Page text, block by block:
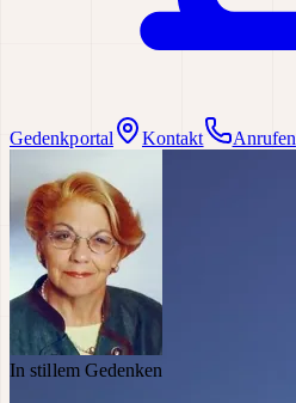
Gedenkportal Kontakt Anrufen
In stillem Gedenken